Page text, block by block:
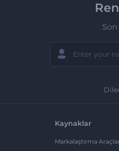
Kaynaklar
Markalaştırma